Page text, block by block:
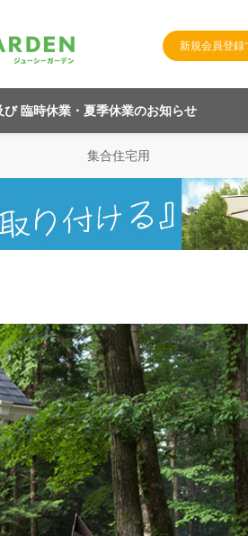
新規会員登録
臨時休業・夏季休業のお知らせ
集合住宅用